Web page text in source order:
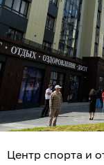
Центр спорта и